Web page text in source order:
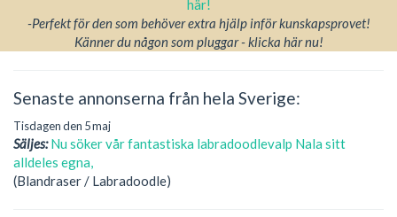
-Perfekt för den som behöver extra hjälp inför kunskapsprovet!
Känner du någon som pluggar - klicka här nu!
Senaste annonserna från hela Sverige:
Tisdagen den 5 maj
Säljes: Nu söker vår fantastiska labradoodlevalp Nala sitt
alldeles egna,
(Blandraser / Labradoodle)